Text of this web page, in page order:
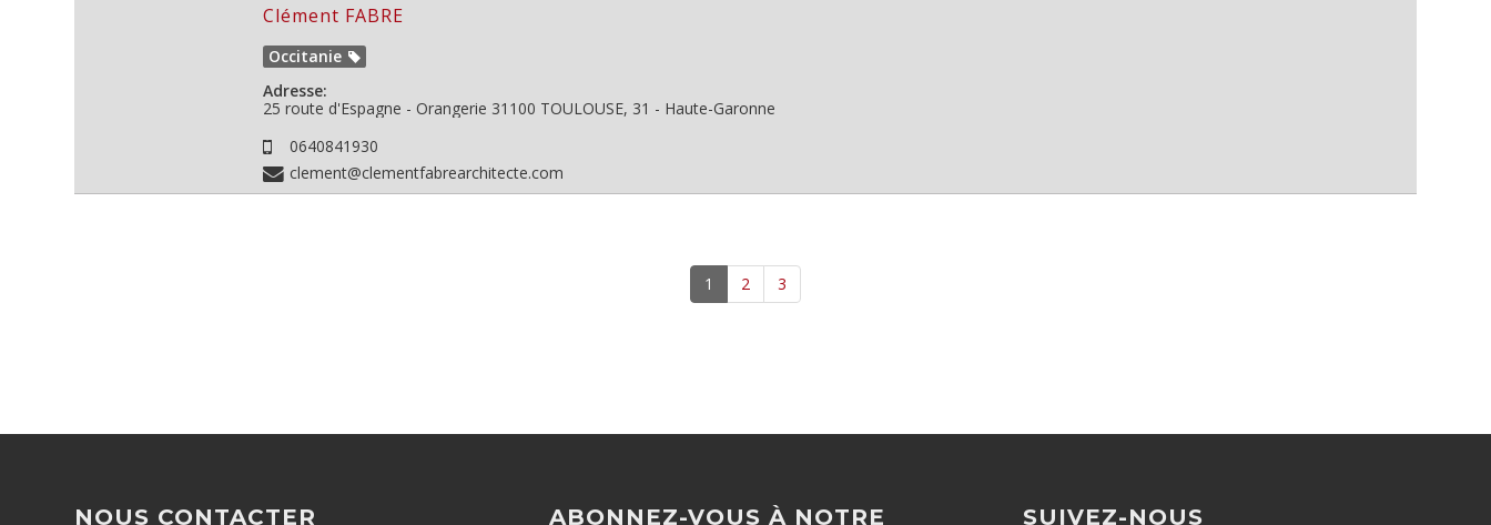
Clément FABRE
Occitanie
Adresse:
25 route d'Espagne - Orangerie 31100 TOULOUSE, 31 - Haute-Garonne
0640841930
clement@clementfabrearchitecte.com
1 2 3
NOUS CONTACTER
ABONNEZ-VOUS À NOTRE
SUIVEZ-NOUS